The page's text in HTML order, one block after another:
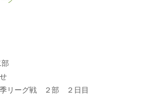
季リーグ戦 ２部 ２日目